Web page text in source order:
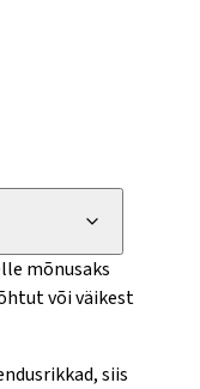
mõnusaks
või väikest
siis